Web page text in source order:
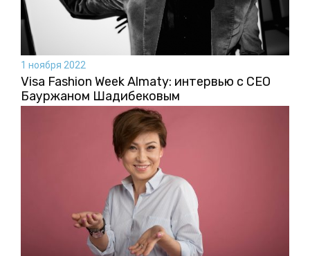
1 ноября 2022
Visa Fashion Week Almaty: интервью с CEO
Бауржаном Шадибековым